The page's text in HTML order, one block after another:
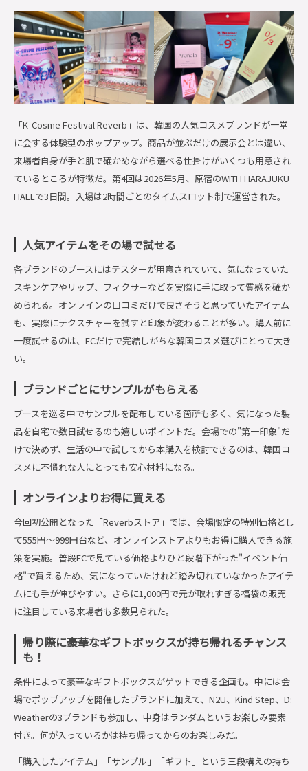
「K-Cosme Festival Reverb」は、韓国の人気コスメブランドが一堂
に会する体験型のポップアップ。商品が並ぶだけの展示会とは違い、
来場者自身が手と肌で確かめながら選べる仕掛けがいくつも用意され
ているところが特徴だ。第4回は2026年5月、原宿のWITH HARAJUKU
HALLで3日間。入場は2時間ごとのタイムスロット制で運営された。
人気アイテムをその場で試せる
各ブランドのブースにはテスターが用意されていて、気になっていた
スキンケアやリップ、フィクサーなどを実際に手に取って質感を確か
められる。オンラインの口コミだけで良さそうと思っていたアイテム
も、実際にテクスチャーを試すと印象が変わることが多い。購入前に
一度試せるのは、ECだけで完結しがちな韓国コスメ選びにとって大き
い。
ブランドごとにサンプルがもらえる
ブースを巡る中でサンプルを配布している箇所も多く、気になった製
品を自宅で数日試せるのも嬉しいポイントだ。会場での"第一印象"だ
けで決めず、生活の中で試してから本購入を検討できるのは、韓国コ
スメに不慣れな人にとっても安心材料になる。
オンラインよりお得に買える
今回初公開となった「Reverbストア」では、会場限定の特別価格とし
て555円〜999円台など、オンラインストアよりもお得に購入できる施
策を実施。普段ECで見ている価格よりひと段階下がった"イベント価
格"で買えるため、気になっていたけれど踏み切れていなかったアイテ
ムにも手が伸びやすい。さらに1,000円で元が取れすぎる福袋の販売
に注目している来場者も多数見られた。
帰り際に豪華なギフトボックスが持ち帰れるチャンス
も！
条件によって豪華なギフトボックスがゲットできる企画も。中には会
場でポップアップを開催したブランドに加えて、N2U、Kind Step、D:
Weatherの3ブランドも参加し、中身はランダムというお楽しみ要素
付き。何が入っているかは持ち帰ってからのお楽しみだ。
「購入したアイテム」「サンプル」「ギフト」という三段構えの持ち